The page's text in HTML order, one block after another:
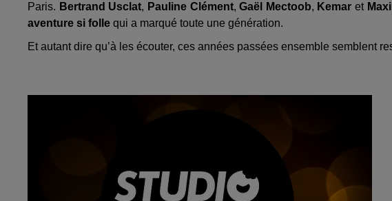
Paris. Bertrand Usclat, Pauline Clément,Gaël Mectoob, Kemaret
aventure si folle qui a marqué toute une génération.
Et autant dire qu’à les écouter, ces années passées ensemble semblent